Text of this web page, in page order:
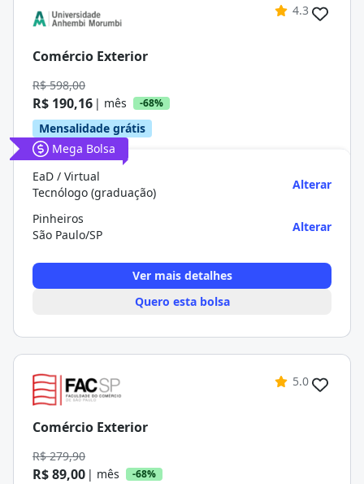
4.3
Comércio Exterior
R$ 598,00
R$ 190,16 | mês -68%
Mensalidade grátis
Mega Bolsa
EaD / Virtual
Tecnólogo (graduação)
Alterar
Pinheiros
São Paulo/SP
Alterar
Ver mais detalhes
Quero esta bolsa
5.0
Comércio Exterior
R$ 279,90
R$ 89,00 | mês
-68%